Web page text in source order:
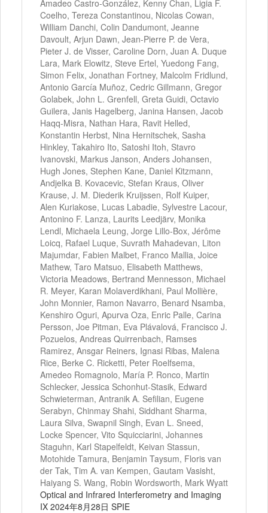
Amadeo Castro-González, Kenny Chan, Ligia F.
Coelho, Tereza Constantinou, Nicolas Cowan,
William Danchi, Colin Dandumont, Jeanne
Davoult, Arjun Dawn, Jean-Pierre P. de Vera,
Pieter J. de Visser, Caroline Dorn, Juan A. Duque
Lara, Mark Elowitz, Steve Ertel, Yuedong Fang,
Simon Felix, Jonathan Fortney, Malcolm Fridlund,
Antonio García Muñoz, Cedric Gillmann, Gregor
Golabek, John L. Grenfell, Greta Guidi, Octavio
Guilera, Janis Hagelberg, Janina Hansen, Jacob
Haqq-Misra, Nathan Hara, Ravit Helled,
Konstantin Herbst, Nina Hernitschek, Sasha
Hinkley, Takahiro Ito, Satoshi Itoh, Stavro
Ivanovski, Markus Janson, Anders Johansen,
Hugh Jones, Stephen Kane, Daniel Kitzmann,
Andjelka B. Kovacevic, Stefan Kraus, Oliver
Krause, J. M. Diederik Kruijssen, Rolf Kuiper,
Alen Kuriakose, Lucas Labadie, Sylvestre Lacour,
Antonino F. Lanza, Laurits Leedjärv, Monika
Lendl, Michaela Leung, Jorge Lillo-Box, Jérôme
Loicq, Rafael Luque, Suvrath Mahadevan, Liton
Majumdar, Fabien Malbet, Franco Mallia, Joice
Mathew, Taro Matsuo, Elisabeth Matthews,
Victoria Meadows, Bertrand Mennesson, Michael
R. Meyer, Karan Molaverdikhani, Paul Mollière,
John Monnier, Ramon Navarro, Benard Nsamba,
Kenshiro Oguri, Apurva Oza, Enric Palle, Carina
Persson, Joe Pitman, Eva Plávalová, Francisco J.
Pozuelos, Andreas Quirrenbach, Ramses
Ramirez, Ansgar Reiners, Ignasi Ribas, Malena
Rice, Berke C. Ricketti, Peter Roelfsema,
Amedeo Romagnolo, María P. Ronco, Martin
Schlecker, Jessica Schonhut-Stasik, Edward
Schwieterman, Antranik A. Sefilian, Eugene
Serabyn, Chinmay Shahi, Siddhant Sharma,
Laura Silva, Swapnil Singh, Evan L. Sneed,
Locke Spencer, Vito Squicciarini, Johannes
Staguhn, Karl Stapelfeldt, Keivan Stassun,
Motohide Tamura, Benjamin Taysum, Floris van
der Tak, Tim A. van Kempen, Gautam Vasisht,
Haiyang S. Wang, Robin Wordsworth, Mark Wyatt
Optical and Infrared Interferometry and Imaging
IX 2024年8月28日 SPIE